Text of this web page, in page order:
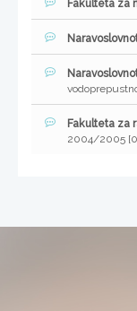
Fakulteta za
Fakulteta za
2004/2005